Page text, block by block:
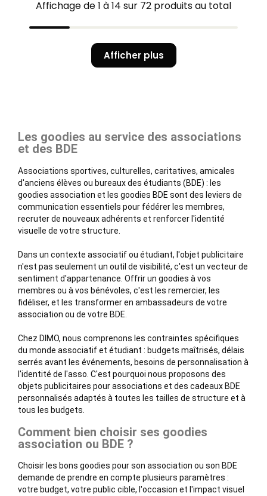
Affichage de 1 à 14 sur 72 produits au total
Afficher plus
Les goodies au service des associations
et des BDE
Associations sportives, culturelles, caritatives, amicales
d'anciens élèves ou bureaux des étudiants (BDE) : les
goodies association et les goodies BDE sont des leviers de
communication essentiels pour fédérer les membres,
recruter de nouveaux adhérents et renforcer l'identité
visuelle de votre structure.
Dans un contexte associatif ou étudiant, l'objet publicitaire
n'est pas seulement un outil de visibilité, c'est un vecteur de
sentiment d'appartenance. Offrir un goodies à vos
membres ou à vos bénévoles, c'est les remercier, les
fidéliser, et les transformer en ambassadeurs de votre
association ou de votre BDE.
Chez DIMO, nous comprenons les contraintes spécifiques
du monde associatif et étudiant : budgets maîtrisés, délais
serrés avant les événements, besoins de personnalisation à
l'identité de l'asso. C'est pourquoi nous proposons des
objets publicitaires pour associations et des cadeaux BDE
personnalisés adaptés à toutes les tailles de structure et à
tous les budgets.
Comment bien choisir ses goodies
association ou BDE ?
Choisir les bons goodies pour son association ou son BDE
demande de prendre en compte plusieurs paramètres :
votre budget, votre public cible, l'occasion et l'impact visuel